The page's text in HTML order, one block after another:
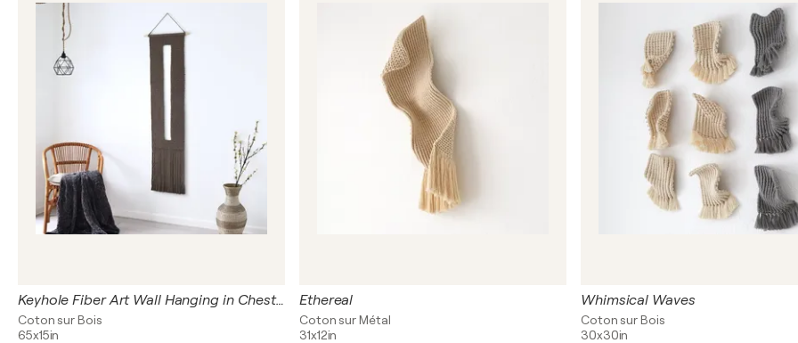
Keyhole Fiber Art Wall Hanging in Chestnut
Coton sur Bois
65x15in
Ethereal
Coton sur Métal
31x12in
Whimsical Waves
Coton sur Bois
30x30in